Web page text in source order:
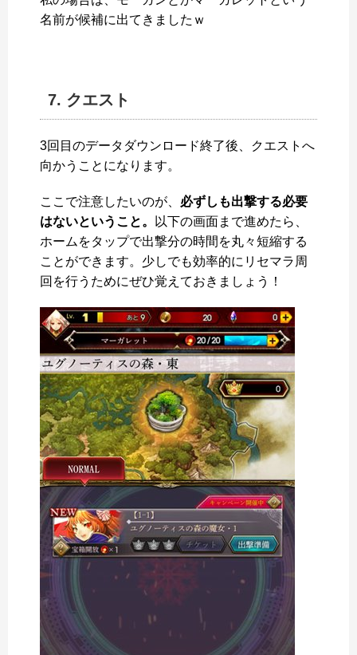
名前が候補に出てきましたｗ
7. クエスト
3回目のデータダウンロード終了後、クエストへ
向かうことになります。
ここで注意したいのが、 必ずしも出撃する必要
はないということ。
以下の画面まで進めたら、
ホームをタップで出撃分の時間を丸々短縮する
ことができます。少しでも効率的にリセマラ周
回を行うためにぜひ覚えておきましょう！